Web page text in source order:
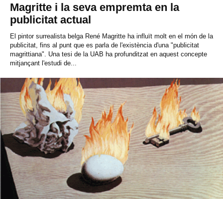
Magritte i la seva empremta en la
publicitat actual
El pintor surrealista belga René Magritte ha influït molt en el món de la
publicitat, fins al punt que es parla de l'existència d'una "publicitat
magrittiana". Una tesi de la UAB ha profunditzat en aquest concepte
mitjançant l'estudi de...